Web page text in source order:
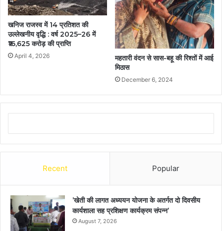
खनिज राजस्व में 14 प्रतिशत की
उल्लेखनीय वृद्धि : वर्ष 2025–26 में
₹16,625 करोड़ की प्राप्ति
April 4, 2026
महतारी वंदन से सास-बहू की रिश्तों में आई
मिठास
December 6, 2024
Recent Popular
’खेती की लागत अध्ययन योजना के अतर्गत दो दिवसीय
कार्यशाला सह प्रशिक्षण कार्यक्रम संपन्न’
August 7, 2026